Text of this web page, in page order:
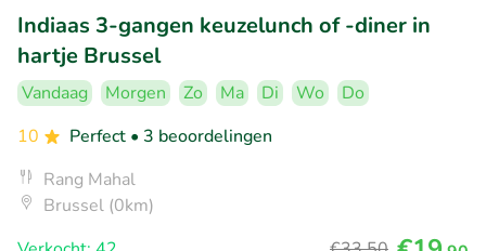
Indiaas 3-gangen keuzelunch of -diner in
hartje Brussel
Vandaag Morgen Zo Ma Di Wo
Do
10
Perfect • 3 beoordelingen
Rang Mahal
Brussel (0km)